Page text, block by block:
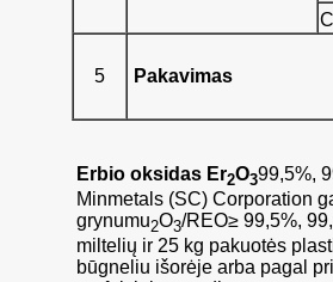
5 Pakavimas
Erbio oksidas Er2O399,5%,
Minmetals (SC) Corporation
grynumu2O3/REO≥ 99,5%,
miltelių ir 25 kg pakuotės
būgneliu išorėje arba pagal